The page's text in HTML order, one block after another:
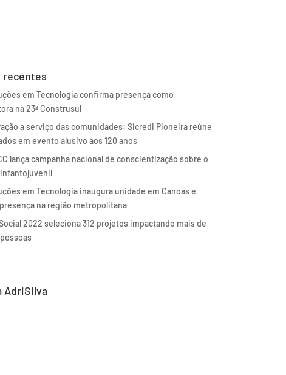
recentes
em Tecnologia confirma presença como
na 23ª Construsul
a serviço das comunidades: Sicredi Pioneira reúne
em evento alusivo aos 120 anos
lança campanha nacional de conscientização sobre o
em Tecnologia inaugura unidade em Canoas e
na região metropolitana
2022 seleciona 312 projetos impactando mais de
AdriSilva